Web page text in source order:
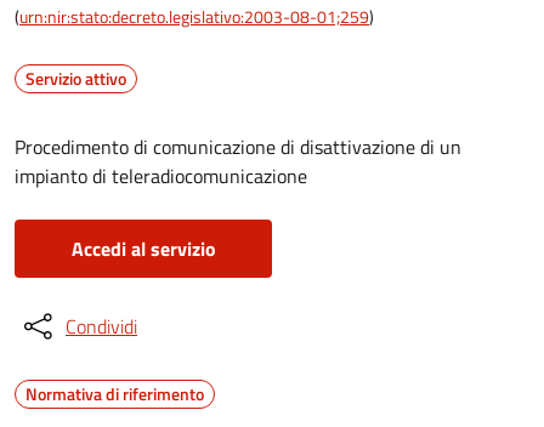
(urn:nir:stato:decreto.legislativo:2003-08-01;259)
Servizio attivo
Procedimento di comunicazione di disattivazione di un
impianto di teleradiocomunicazione
Accedi al servizio
Condividi
Normativa di riferimento